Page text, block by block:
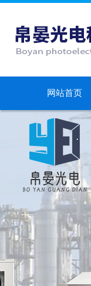
网站首页